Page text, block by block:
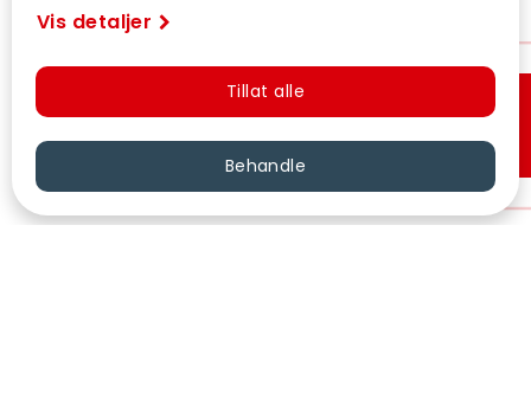
Vis detaljer
Tillat alle
Behandle Hurtigkjøp